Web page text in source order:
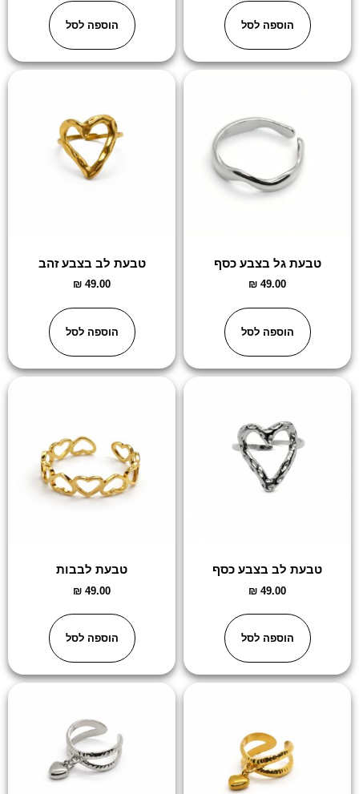
הוספה לסל הוספה לסל
טבעת גל בצבע כסף
₪ 49.00
הוספה לסל
טבעת לב בצבע זהב
₪ 49.00
הוספה לסל
טבעת לב בצבע כסף
₪ 49.00
הוספה לסל
טבעת לבבות
₪ 49.00
הוספה לסל